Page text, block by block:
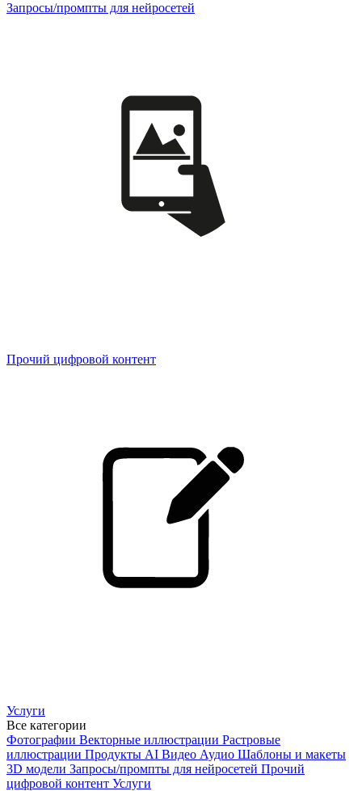
Запросы/промпты для нейросетей
Прочий цифровой контент
Услуги
Все категории
Фотографии Векторные иллюстрации Растровые
иллюстрации Продукты AI Видео Аудио Шаблоны и макеты
3D модели Запросы/промпты для нейросетей Прочий
цифровой контент Услуги